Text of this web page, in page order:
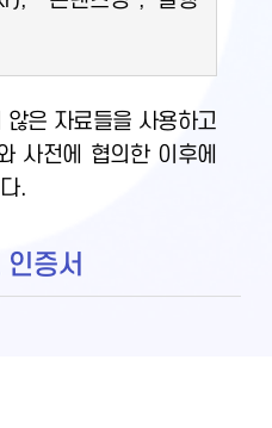
은 자료들을 사용하고
사전에 협의한 이후에
.
증서